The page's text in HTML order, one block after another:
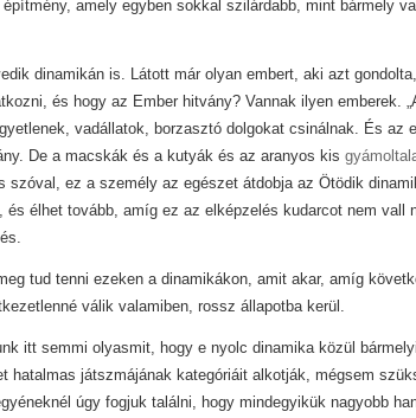
amely egyben sokkal szilárdabb, mint bármely
dinamikán is. Látott már olyan embert, aki azt
és hogy az Ember hitvány? Vannak ilyen emberek.
vadállatok, borzasztó dolgokat csinálnak. És az
De a macskák és a kutyák és az aranyos kis
szóval, ez a személy az egészet átdobja az Ötödik
és élhet tovább, amíg ez az elképzelés kudarcot nem vall
tud tenni ezeken a dinamikákon, amit akar, amíg
válik valamiben, rossz állapotba kerül.
itt semmi olyasmit, hogy e nyolc dinamika közül
hatalmas játszmájának kategóriáit alkotják, mégsem
úgy fogjuk találni, hogy mindegyikük nagyobb